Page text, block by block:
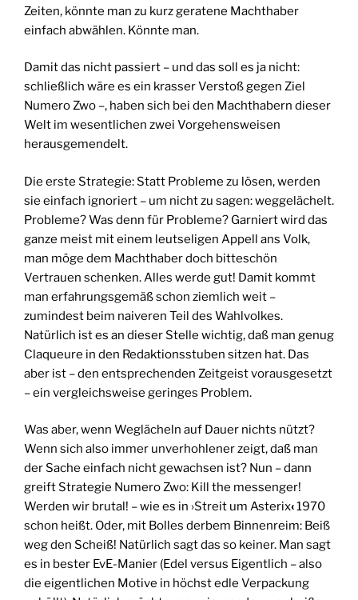
Zeiten, könnte man zu kurz geratene Machthaber
einfach abwählen. Könnte man.
Damit das nicht passiert – und das soll es ja nicht:
schließlich wäre es ein krasser Verstoß gegen Ziel
Numero Zwo –, haben sich bei den Machthabern dieser
Welt im wesentlichen zwei Vorgehensweisen
herausgemendelt.
Die erste Strategie: Statt Probleme zu lösen, werden
sie einfach ignoriert – um nicht zu sagen: weggelächelt.
Probleme? Was denn für Probleme? Garniert wird das
ganze meist mit einem leutseligen Appell ans Volk,
man möge dem Machthaber doch bitteschön
Vertrauen schenken. Alles werde gut! Damit kommt
man erfahrungsgemäß schon ziemlich weit –
zumindest beim naiveren Teil des Wahlvolkes.
Natürlich ist es an dieser Stelle wichtig, daß man genug
Claqueure in den Redaktionsstuben sitzen hat. Das
aber ist – den entsprechenden Zeitgeist vorausgesetzt
– ein vergleichsweise geringes Problem.
Was aber, wenn Weglächeln auf Dauer nichts nützt?
Wenn sich also immer unverhohlener zeigt, daß man
der Sache einfach nicht gewachsen ist? Nun – dann
greift Strategie Numero Zwo: Kill the messenger!
Werden wir brutal! – wie es in ›Streit um Asterix‹1970
schon heißt. Oder, mit Bolles derbem Binnenreim: Beiß
weg den Scheiß! Natürlich sagt das so keiner. Man sagt
es in bester EvE-Manier (Edel versus Eigentlich – also
die eigentlichen Motive in höchst edle Verpackung